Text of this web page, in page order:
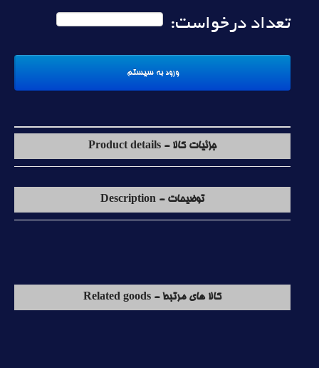
تعداد درخواست:
جزئیات کالا - Product details
توضیحات - Description
کالا های مرتبط - Related goods